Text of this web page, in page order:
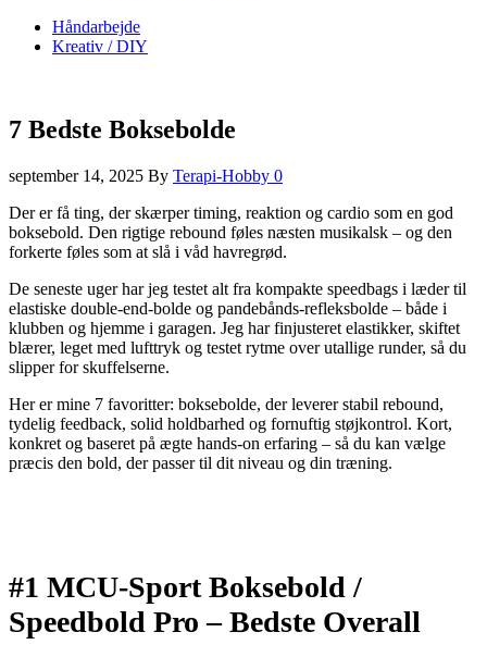
Håndarbejde
Kreativ / DIY
7 Bedste Boksebolde
september 14, 2025 By Terapi-Hobby 0
Der er få ting, der skærper timing, reaktion og cardio som en god
boksebold. Den rigtige rebound føles næsten musikalsk – og den
forkerte føles som at slå i våd havregrød.
De seneste uger har jeg testet alt fra kompakte speedbags i læder til
elastiske double-end-bolde og pandebånds-refleksbolde – både i
klubben og hjemme i garagen. Jeg har finjusteret elastikker, skiftet
blærer, leget med lufttryk og testet rytme over utallige runder, så du
slipper for skuffelserne.
Her er mine 7 favoritter: boksebolde, der leverer stabil rebound,
tydelig feedback, solid holdbarhed og fornuftig støjkontrol. Kort,
konkret og baseret på ægte hands-on erfaring – så du kan vælge
præcis den bold, der passer til dit niveau og din træning.
#1 MCU-Sport Boksebold /
Speedbold Pro –Bedste Overall